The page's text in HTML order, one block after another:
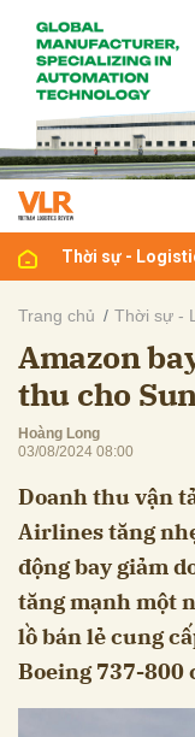
Thời sự -
Trang chủ Thời sự -
Amazon
thu cho
Hoàng Long
03/08/2024 08:00
Doanh thu vận
Airlines tăng
động bay giảm
tăng mạnh một
lồ bán lẻ cung
Boeing 737-800
luận